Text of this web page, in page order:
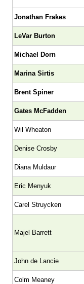
Jonathan Frakes
LeVar Burton
Michael Dorn
Marina Sirtis
Brent Spiner
Gates McFadden
Wil Wheaton
Denise Crosby
Diana Muldaur
Eric Menyuk
Carel Struycken
Majel Barrett
John de Lancie
Colm Meaney